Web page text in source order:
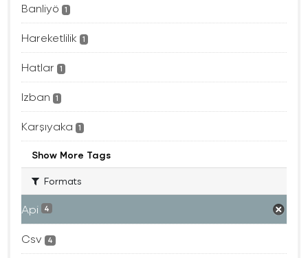
Banliyö 1
Hareketlilik 1
Hatlar 1
Izban 1
Karşıyaka 1
Show More Tags
Formats
Api 4
Csv 4